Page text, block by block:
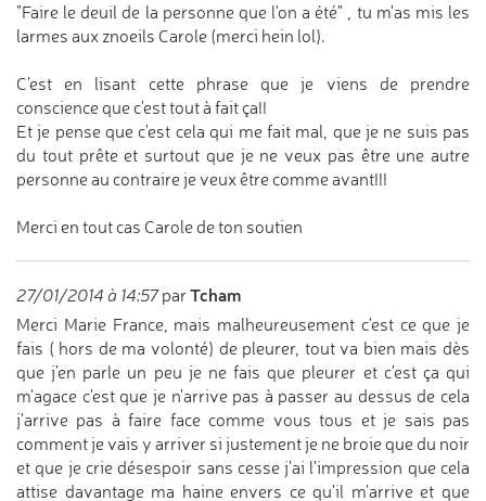
"Faire le deuil de la personne que l'on a été" , tu m'as mis les
larmes aux znoeils Carole (merci hein lol).
C'est en lisant cette phrase que je viens de prendre
conscience que c'est tout à fait ça!!
Et je pense que c'est cela qui me fait mal, que je ne suis pas
du tout prête et surtout que je ne veux pas être une autre
personne au contraire je veux être comme avant!!!
Merci en tout cas Carole de ton soutien
27/01/2014 à 14:57par Tcham
Merci Marie France, mais malheureusement c'est ce que je
fais ( hors de ma volonté) de pleurer, tout va bien mais dès
que j'en parle un peu je ne fais que pleurer et c'est ça qui
m'agace c'est que je n'arrive pas à passer au dessus de cela
j'arrive pas à faire face comme vous tous et je sais pas
comment je vais y arriver si justement je ne broie que du noir
et que je crie désespoir sans cesse j'ai l'impression que cela
attise davantage ma haine envers ce qu'il m'arrive et que